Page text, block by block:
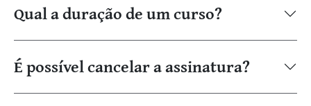
Qual a duração de um curso?
É possível cancelar a assinatura?